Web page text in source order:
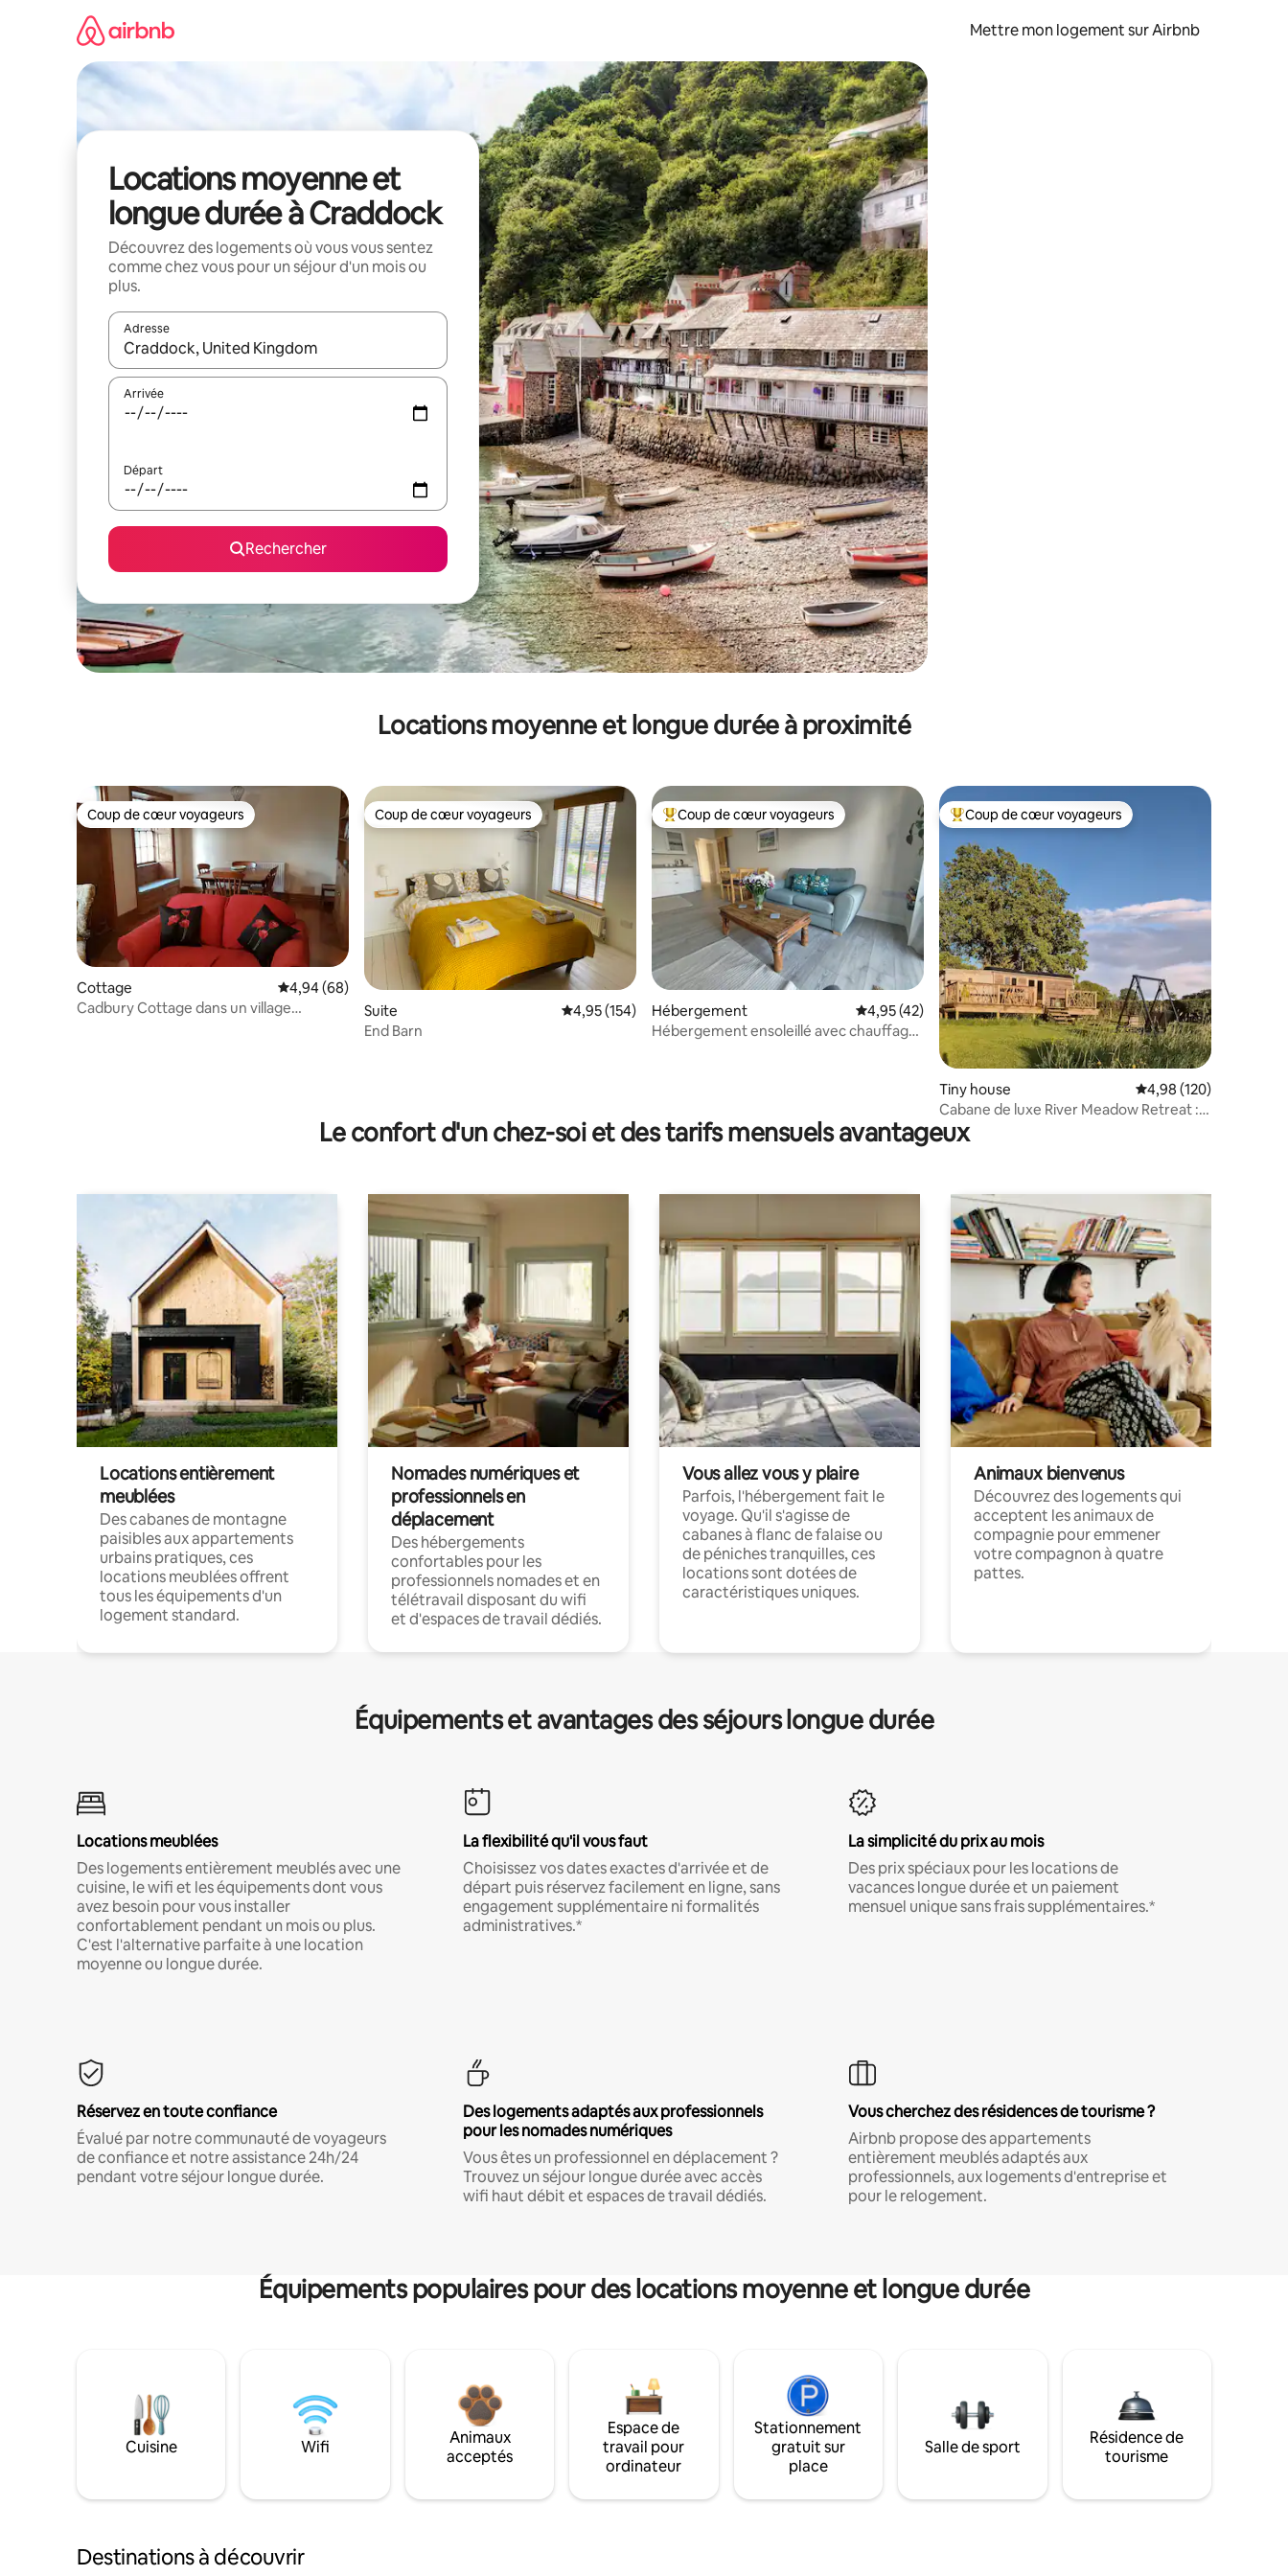
Mettre mon logement sur Airbnb
Locations moyenne et
longue durée à Craddock
Découvrez des logements où vous vous sentez
comme chez vous pour un séjour d'un mois ou
plus.
Adresse
Lorsque les résultats s'affichent, utilisez les flèches vers le haut et vers le bas pour les parcourir ou en appuyant et en faisant glisser.
Arrivée
Départ
Rechercher
Locations moyenne et longue durée à proximité
Coup de cœur voyageurs
Coup de cœur voyageurs
Cottage Évaluation moyenne sur la base de 68 commentaires : 4,94 sur 5
4,94 (68)
Cadbury Cottage dans un village
Coup de cœur voyageurs
Coup de cœur voyageurs
Suite Évaluation moyenne sur la base de 154 commentaires : 4,95 sur 5
4,95 (154)
End Barn
Coups de cœur voyageurs les plus appréciés
Coup de cœur voyageurs
Hébergement Évaluation moyenne sur la base de 42 commentaires : 4,95 sur 5
4,95 (42)
Hébergement ensoleillé avec chauffage
Coups de cœur voyageurs les plus appréciés
Coup de cœur voyageurs
Tiny house Évaluation moyenne
4,98 (120)
Cabane de luxe River Meadow Retreat :
chauffée et clôturée
Le confort d'un chez-soi et des tarifs mensuels avantageux
Locations entièrement
meublées
Des cabanes de montagne
paisibles aux appartements
urbains pratiques, ces
locations meublées offrent
tous les équipements d'un
logement standard.
Nomades numériques et
professionnels en
déplacement
Des hébergements
confortables pour les
professionnels nomades et en
télétravail disposant du wifi
et d'espaces de travail dédiés.
Vous allez vous y plaire
Parfois, l'hébergement fait le
voyage. Qu'il s'agisse de
cabanes à flanc de falaise ou
de péniches tranquilles, ces
locations sont dotées de
caractéristiques uniques.
Animaux bienvenus
Découvrez des logements qui
acceptent les animaux de
compagnie pour emmener
votre compagnon à quatre
pattes.
Équipements et avantages des séjours longue durée
Locations meublées
Des logements entièrement meublés avec une
cuisine, le wifi et les équipements dont vous
avez besoin pour vous installer
confortablement pendant un mois ou plus.
C'est l'alternative parfaite à une location
moyenne ou longue durée.
La flexibilité qu'il vous faut
Choisissez vos dates exactes d'arrivée et de
départ puis réservez facilement en ligne, sans
engagement supplémentaire ni formalités
administratives.*
La simplicité du prix au mois
Des prix spéciaux pour les locations de
vacances longue durée et un paiement
mensuel unique sans frais supplémentaires.*
Réservez en toute confiance
Évalué par notre communauté de voyageurs
de confiance et notre assistance 24h/24
pendant votre séjour longue durée.
Des logements adaptés aux professionnels
pour les nomades numériques
Vous êtes un professionnel en déplacement ?
Trouvez un séjour longue durée avec accès
wifi haut débit et espaces de travail dédiés.
Vous cherchez des résidences de tourisme ?
Airbnb propose des appartements
entièrement meublés adaptés aux
professionnels, aux logements d'entreprise et
pour le relogement.
Équipements populaires pour des locations moyenne et longue durée
Cuisine Wifi
Animaux
acceptés
Espace de
travail pour
ordinateur
Stationnement
gratuit sur
place
Salle de sport
Résidence de
tourisme
Destinations à découvrir